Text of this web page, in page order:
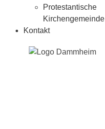
Protestantische
Kirchengemeinde
Kontakt